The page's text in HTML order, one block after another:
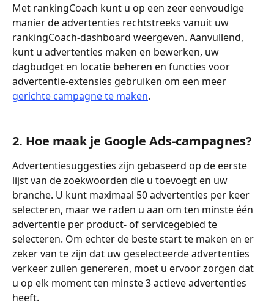
Met rankingCoach kunt u op een zeer eenvoudige
manier de advertenties rechtstreeks vanuit uw
rankingCoach-dashboard weergeven. Aanvullend,
kunt u advertenties maken en bewerken, uw
dagbudget en locatie beheren en functies voor
advertentie-extensies gebruiken om een meer
gerichte campagne te maken.
2. Hoe maak je Google Ads-campagnes?
Advertentiesuggesties zijn gebaseerd op de eerste
lijst van de zoekwoorden die u toevoegt en uw
branche. U kunt maximaal 50 advertenties per keer
selecteren, maar we raden u aan om ten minste één
advertentie per product- of servicegebied te
selecteren. Om echter de beste start te maken en er
zeker van te zijn dat uw geselecteerde advertenties
verkeer zullen genereren, moet u ervoor zorgen dat
u op elk moment ten minste 3 actieve advertenties
heeft.